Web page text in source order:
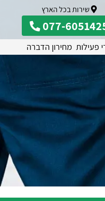
שירות בכל הארץ
077-
פעילות מחירון הדברה